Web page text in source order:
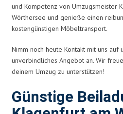
und Kompetenz von Umzugsmeister
Wörthersee und genieße einen
kostengünstigen Möbeltransport.
Nimm noch heute Kontakt mit uns auf
unverbindliches Angebot an. Wir
deinem Umzug zu unterstützen!
Günstige